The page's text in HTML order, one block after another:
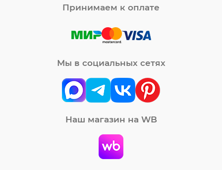
Принимаем к оплате
Мы в социальных сетях
Наш магазин на WB